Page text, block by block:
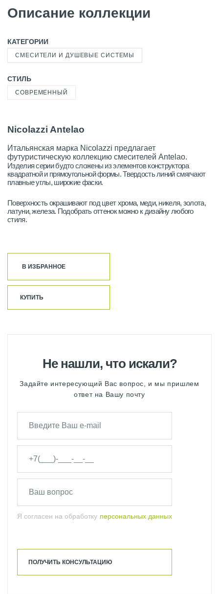
Описание коллекции
КАТЕГОРИИ
СМЕСИТЕЛИ И ДУШЕВЫЕ СИСТЕМЫ
СТИЛЬ
СОВРЕМЕННЫЙ
Nicolazzi Antelao
Итальянская марка Nicolazzi предлагает
футуристическую коллекцию смесителей Antelao.
Изделия серии будто сложены из элементов конструктора
квадратной и прямоугольной формы. Твердость линий смягчают
плавные углы, широкие фаски.
Поверхность окрашивают под цвет хрома, меди, никеля, золота,
латуни, железа. Подобрать оттенок можно к дизайну любого
стиля.
В ИЗБРАННОЕ
КУПИТЬ
Не нашли, что искали?
Задайте интересующий Вас вопрос, и мы пришлем
ответ на Вашу почту
Я согласен на обработку персональных данных
ПОЛУЧИТЬ КОНСУЛЬТАЦИЮ